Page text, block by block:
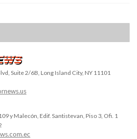
Suite 2/6B, Long Island City, NY 11101
y Malecón, Edif. Santistevan, Piso 3, Ofi. 1